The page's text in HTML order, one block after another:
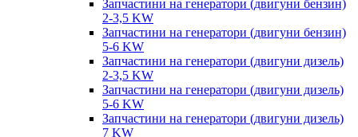
Запчастини на генератори (двигуни бензин)
2-3,5 KW
Запчастини на генератори (двигуни бензин)
5-6 KW
Запчастини на генератори (двигуни дизель)
2-3,5 KW
Запчастини на генератори (двигуни дизель)
5-6 KW
Запчастини на генератори (двигуни дизель)
7 KW